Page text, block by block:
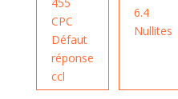
CPC
Défaut
réponse
ccl
6.4
Nullites